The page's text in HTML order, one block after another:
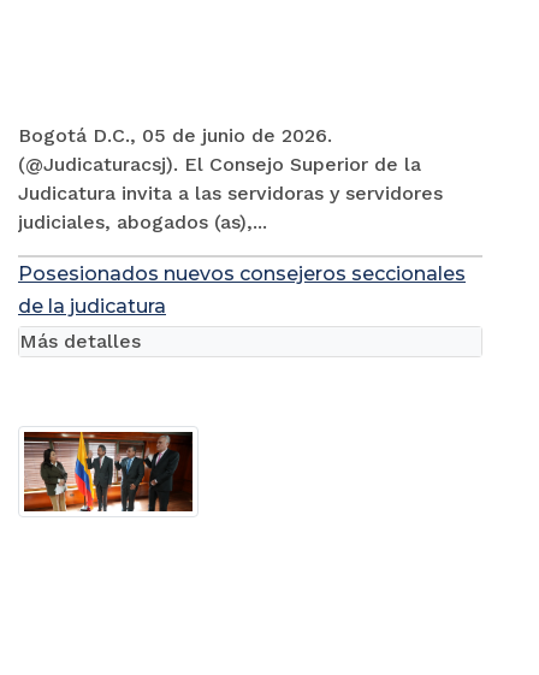
Bogotá D.C., 05 de junio de 2026.
(@Judicaturacsj). El Consejo Superior de la
Judicatura invita a las servidoras y servidores
judiciales, abogados (as),...
Posesionados nuevos consejeros seccionales
de la judicatura
Más detalles